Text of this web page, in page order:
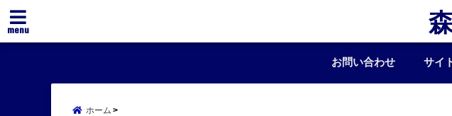
menu
お問い合わせ サイ
ホーム